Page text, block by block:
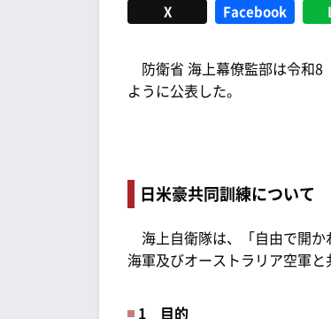
X Facebook
防衛省 海上幕僚監部は令和8
ように公表した。
日米豪共同訓練について
海上自衛隊は、「自由で開か
海軍及びオーストラリア空軍と
1 目的